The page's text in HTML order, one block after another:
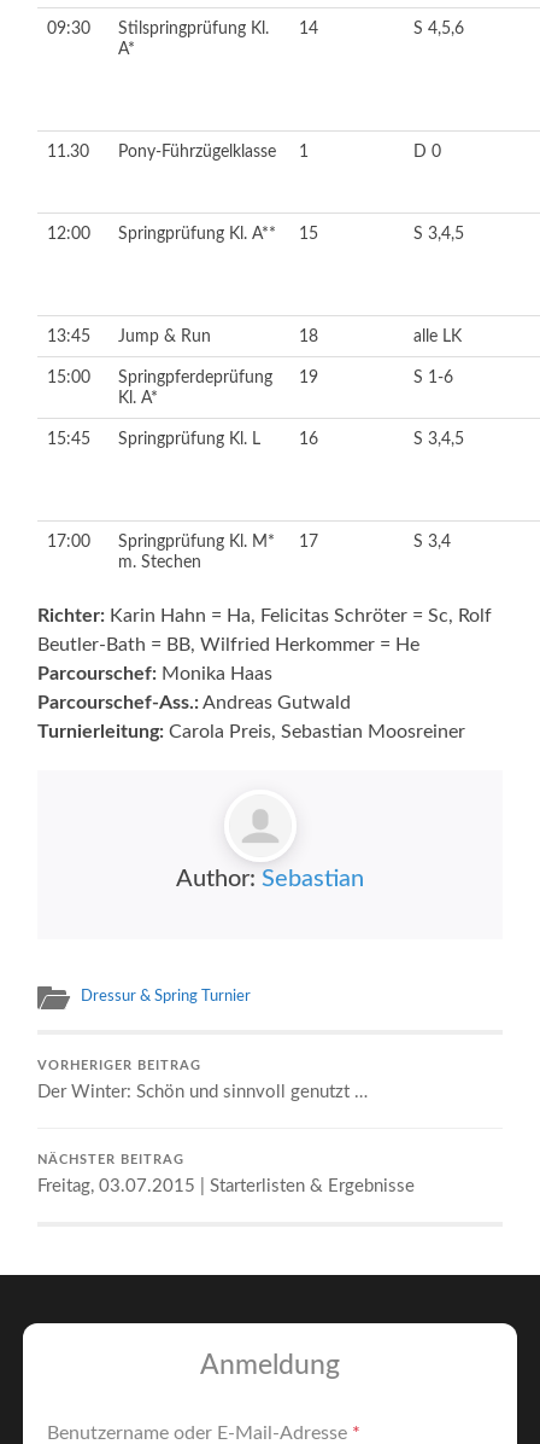
09:30
Stilspringprüfung Kl.
A*
14 S 4,5,6
11.30 Pony-Führzügelklasse 1 D 0
12:00 Springprüfung Kl. A** 15 S 3,4,5
13:45 Jump & Run 18 alle LK
15:00
Springpferdeprüfung
Kl. A*
19 S 1-6
15:45 Springprüfung Kl. L 16 S 3,4,5
17:00
Springprüfung Kl. M*
m. Stechen
17 S 3,4
Richter: Karin Hahn = Ha, Felicitas Schröter = Sc, Rolf
Beutler-Bath = BB, Wilfried Herkommer = He
Parcourschef: Monika Haas
Parcourschef-Ass.:Andreas Gutwald
Turnierleitung: Carola Preis, Sebastian Moosreiner
Author: Sebastian
Dressur & Spring Turnier
VORHERIGER BEITRAG
Der Winter: Schön und sinnvoll genutzt …
NÄCHSTER BEITRAG
Freitag, 03.07.2015 | Starterlisten & Ergebnisse
Anmeldung
Benutzername oder E-Mail-Adresse *